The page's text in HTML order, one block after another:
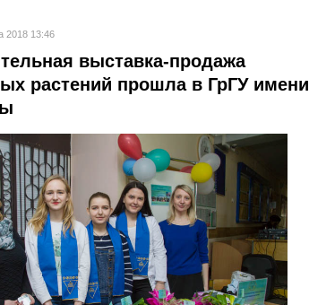
2018 13:46
выставка-продажа
растений прошла в ГрГУ имени